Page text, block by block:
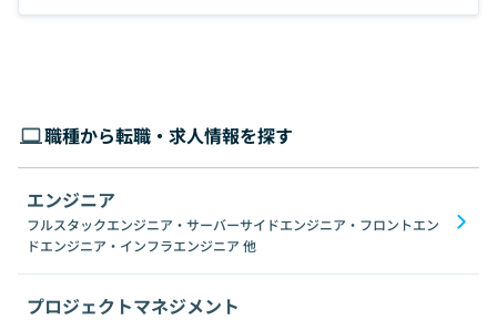
職種から転職・求人情報を探す
エンジニア
フルスタックエンジニア・サーバーサイドエンジニア・フロントエン
ドエンジニア・インフラエンジニア 他
プロジェクトマネジメント